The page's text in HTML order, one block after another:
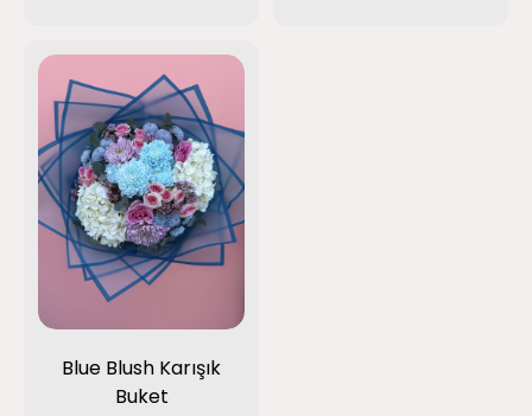
Blue Blush Karışık
Buket